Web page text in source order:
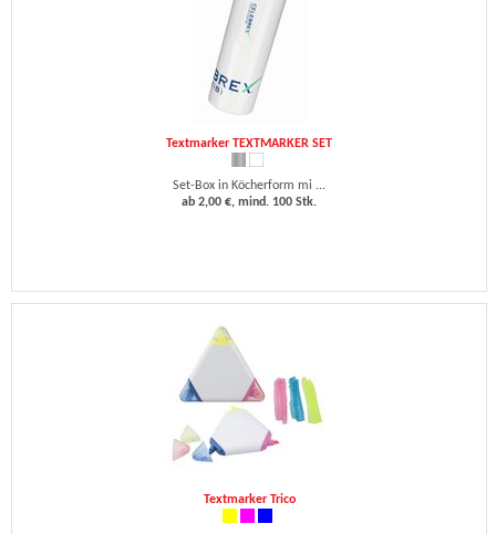
Textmarker TEXTMARKER SET
Set-Box in Köcherform mi ...
ab 2,00 €, mind. 100 Stk.
Textmarker Trico